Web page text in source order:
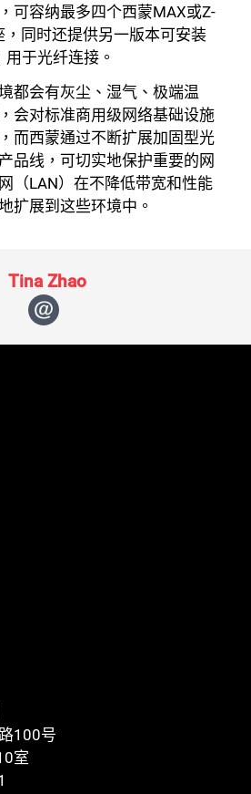
可容纳最多四个西蒙MAX或Z-
，同时还提供另一版本可安装
于光纤连接。
都会有灰尘、湿气、极端温
会对标准商用级网络基础设施
而西蒙通过不断扩展加固型光
品线，可切实地保护重要的网
（LAN）在不降低带宽和性能
扩展到这些环境中。
Tina Zhao
100号
室